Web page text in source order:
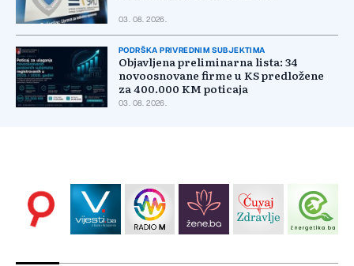
03. 08. 2026.
PODRŠKA PRIVREDNIM SUBJEKTIMA
Objavljena preliminarna lista: 34
novoosnovane firme u KS predložene
za 400.000 KM poticaja
03. 08. 2026.